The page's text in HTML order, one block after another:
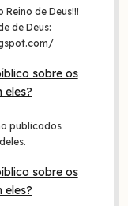
de Deus!!!
de Deus:
sobre os
eles?
publicados
sobre os
eles?